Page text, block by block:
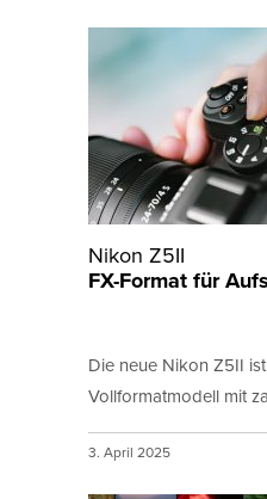
Nikon Z5II
FX-Format für
Die neue Nikon Z5II
Vollformatmodell mit
3. April 2025